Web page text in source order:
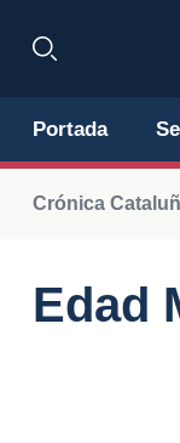
Portada
Crónica
Edad